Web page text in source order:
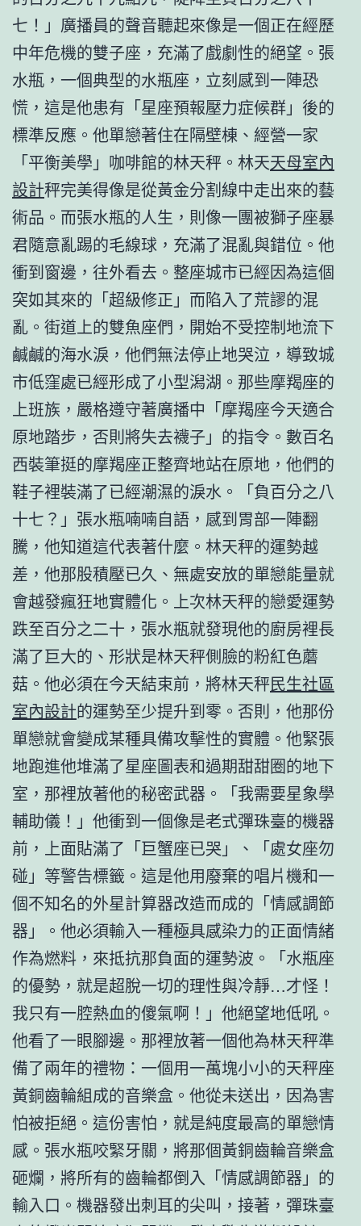
七！」廣播員的聲音聽起來像是一個正在經歷
中年危機的雙子座，充滿了戲劇性的絕望。張
水瓶，一個典型的水瓶座，立刻感到一陣恐
慌，這是他患有「星座預報壓力症候群」後的
標準反應。他單戀著住在隔壁棟、經營一家
「平衡美學」咖啡館的林天秤。林天天母室內
設計秤完美得像是從黃金分割線中走出來的藝
術品。而張水瓶的人生，則像一團被獅子座暴
君隨意亂踢的毛線球，充滿了混亂與錯位。他
衝到窗邊，往外看去。整座城市已經因為這個
突如其來的「超級修正」而陷入了荒謬的混
亂。街道上的雙魚座們，開始不受控制地流下
鹹鹹的海水淚，他們無法停止地哭泣，導致城
市低窪處已經形成了小型潟湖。那些摩羯座的
上班族，嚴格遵守著廣播中「摩羯座今天適合
原地踏步，否則將失去襪子」的指令。數百名
西裝筆挺的摩羯座正整齊地站在原地，他們的
鞋子裡裝滿了已經潮濕的淚水。「負百分之八
十七？」張水瓶喃喃自語，感到胃部一陣翻
騰，他知道這代表著什麼。林天秤的運勢越
差，他那股積壓已久、無處安放的單戀能量就
會越發瘋狂地實體化。上次林天秤的戀愛運勢
跌至百分之二十，張水瓶就發現他的廚房裡長
滿了巨大的、形狀是林天秤側臉的粉紅色蘑
菇。他必須在今天結束前，將林天秤民生社區
室內設計的運勢至少提升到零。否則，他那份
單戀就會變成某種具備攻擊性的實體。他緊張
地跑進他堆滿了星座圖表和過期甜甜圈的地下
室，那裡放著他的秘密武器。「我需要星象學
輔助儀！」他衝到一個像是老式彈珠臺的機器
前，上面貼滿了「巨蟹座已哭」、「處女座勿
碰」等警告標籤。這是他用廢棄的唱片機和一
個不知名的外星計算器改造而成的「情感調節
器」。他必須輸入一種極具感染力的正面情緒
作為燃料，來抵抗那負面的運勢波。「水瓶座
的優勢，就是超脫一切的理性與冷靜…才怪！
我只有一腔熱血的傻氣啊！」他絕望地低吼。
他看了一眼腳邊。那裡放著一個他為林天秤準
備了兩年的禮物：一個用一萬塊小小的天秤座
黃銅齒輪組成的音樂盒。他從未送出，因為害
怕被拒絕。這份害怕，就是純度最高的單戀情
感。張水瓶咬緊牙關，將那個黃銅齒輪音樂盒
砸爛，將所有的齒輪都倒入「情感調節器」的
輸入口。機器發出刺耳的尖叫，接著，彈珠臺